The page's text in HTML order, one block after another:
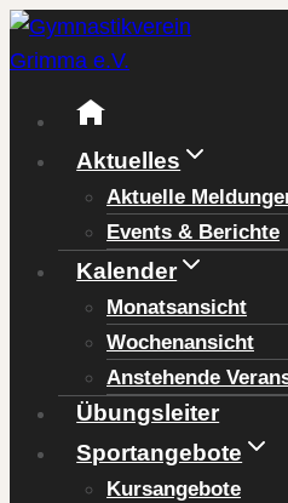
Zum
Inhalt
springen
Aktuelles
Aktuelle
Events & Berichte
Kalender
Monatsansicht
Wochenansicht
Anstehende
Übungsleiter
Sportangebote
Kursangebote